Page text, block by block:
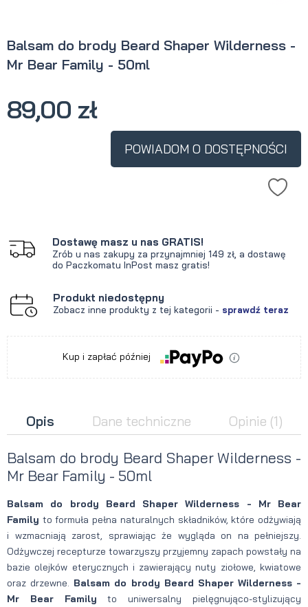
Balsam do brody Beard Shaper Wilderness -
Mr Bear Family - 50ml
89,00 zł
POWIADOM O DOSTĘPNOŚCI
Dostawę masz u nas GRATIS!
Zrób u nas zakupy za przynajmniej 149 zł, a dostawę
do Paczkomatu InPost masz gratis!
Produkt niedostępny
Zobacz inne produkty z tej kategorii - sprawdź teraz
Kup i zapłać później
Opis Dane techniczne Opinie (1)
Balsam do brody Beard Shaper Wilderness -
Mr Bear Family - 50ml
Balsam do brody Beard Shaper Wilderness - Mr Bear
Family to formuła pełna naturalnych składników, które odżywiają
i wzmacniają zarost, sprawiając że wygląda on na pełniejszy.
Odżywczej recepturze towarzyszy przyjemny zapach powstały na
bazie olejków eterycznych i zawierający nuty ziołowe, kwiatowe
oraz drzewne. Balsam do brody Beard Shaper Wilderness -
Mr Bear Family to uniwersalny pielęgnująco-stylizujący